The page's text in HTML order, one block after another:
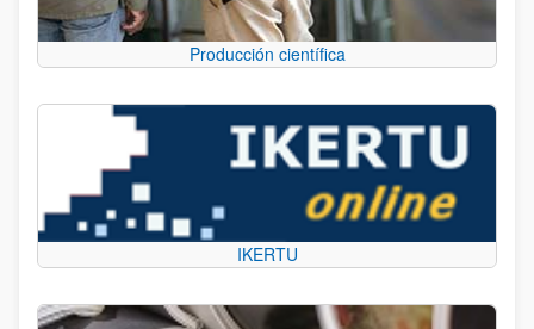
Producción científica
IKERTU